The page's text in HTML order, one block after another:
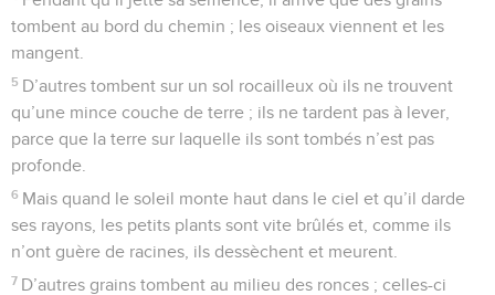
tombent au bord du chemin ; les oiseaux viennent et les
mangent.
5 D’autres tombent sur un sol rocailleux où ils ne trouvent
qu’une mince couche de terre ; ils ne tardent pas à lever,
parce que la terre sur laquelle ils sont tombés n’est pas
profonde.
6 Mais quand le soleil monte haut dans le ciel et qu’il darde
ses rayons, les petits plants sont vite brûlés et, comme ils
n’ont guère de racines, ils dessèchent et meurent.
7 D’autres grains tombent au milieu des ronces ; celles-ci